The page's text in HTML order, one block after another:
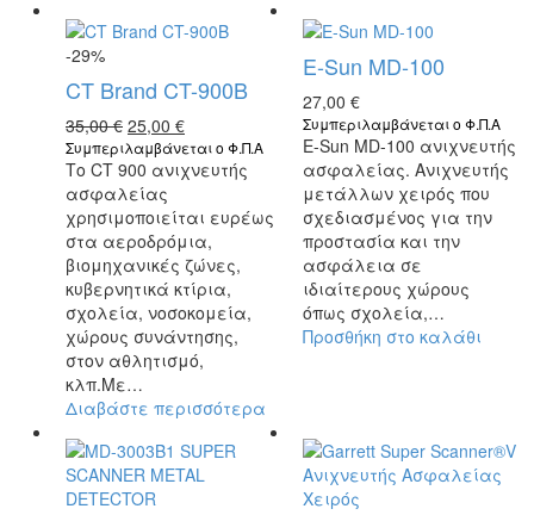
-29%
CT Brand CT-900B
35,00€ Original
price
was:
35,00 €.
25,00 €Η
τρέχουσα
τιμή
25,00 €.
Συμπεριλαμβάνεται ο Φ.Π.Α
Το CT 900 ανιχνευτής
ασφαλείας
χρησιμοποιείται ευρέως
στα αεροδρόμια,
βιομηχανικές ζώνες,
κυβερνητικά κτίρια,
σχολεία, νοσοκομεία,
χώρους συνάντησης,
στον αθλητισμό,
κλπ.Με…
Διαβάστε περισσότερα
E-Sun MD-100
27,00 €
Συμπεριλαμβάνεται ο Φ.Π.Α
E-Sun MD-100 ανιχνευτής
ασφαλείας. Ανιχνευτής
μετάλλων χειρός που
σχεδιασμένος για την
προστασία και την
ασφάλεια σε
ιδιαίτερους χώρους
όπως σχολεία,…
Προσθήκη στο καλάθι